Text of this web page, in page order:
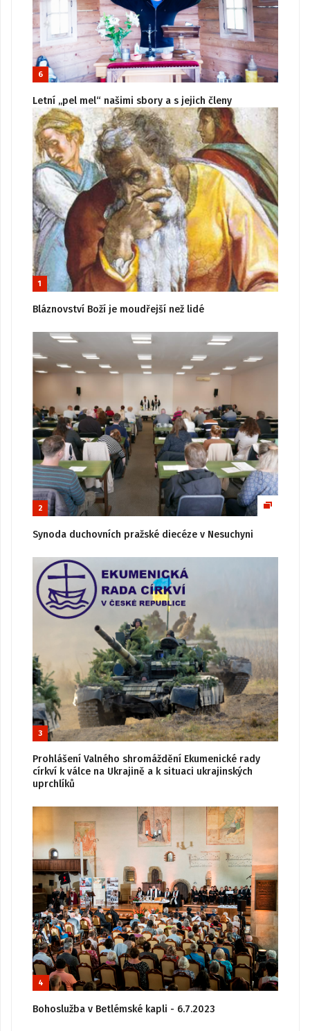
6
Letní „pel mel“ našimi sbory a s jejich členy
1
Bláznovství Boží je moudřejší než lidé
2
Synoda duchovních pražské diecéze v Nesuchyni
3
Prohlášení Valného shromáždění Ekumenické rady
církví k válce na Ukrajině a k situaci ukrajinských
uprchlíků
4
Bohoslužba v Betlémské kapli - 6.7.2023